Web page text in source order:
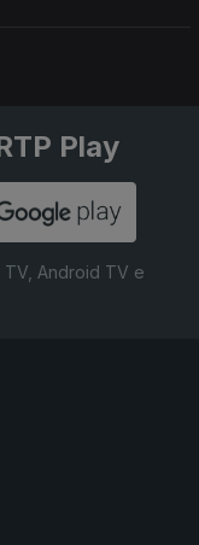
Play
Android TV e